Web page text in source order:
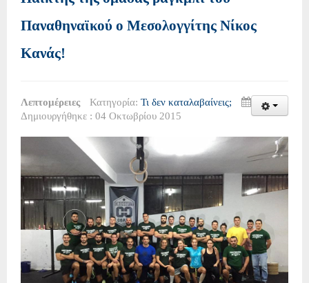
Παναθηναϊκού ο Μεσολογγίτης Νίκος
Κανάς!
Λεπτομέρειες Κατηγορία: Τι δεν καταλαβαίνεις;
Δημιουργήθηκε : 04 Οκτωβρίου 2015